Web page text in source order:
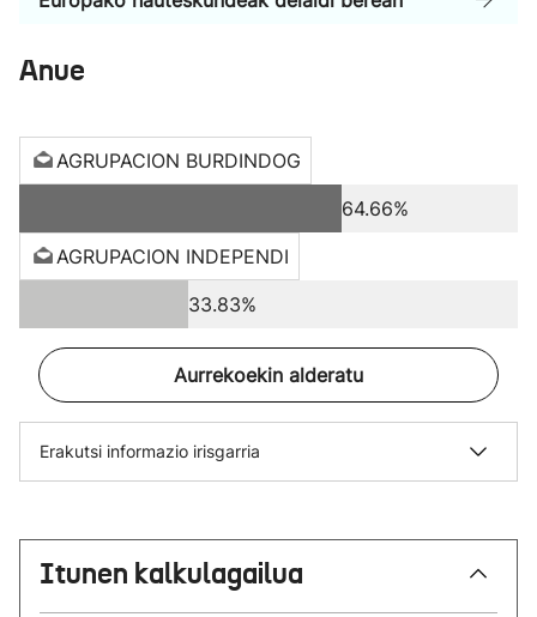
Anue
AGRUPACION BURDINDOG
64.66%
AGRUPACION INDEPENDI
33.83%
Aurrekoekin alderatu
Erakutsi informazio irisgarria
Itunen kalkulagailua